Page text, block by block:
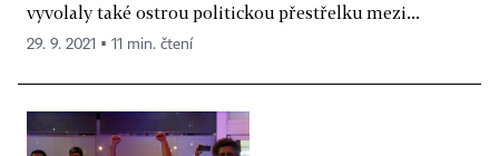
vyvolaly také ostrou politickou přestřelku mezi...
29. 9. 2021 ▪ 11 min. čtení